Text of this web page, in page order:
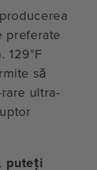
preferate
să
ultra-
puteți